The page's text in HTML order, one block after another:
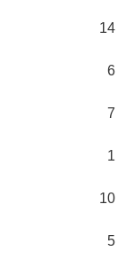
14
6
7
1
10
5